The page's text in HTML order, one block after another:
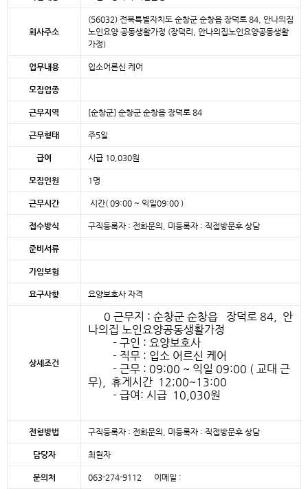
회사주소
(56032) 전북특별자치도 순창군 순창읍 장덕로 84, 안나의집
노인요양 공동생활가정 (장덕리, 안나의집노인요양공동생활
가정)
업무내용 입소어른신 케어
모집업종
근무지역 [순창군] 순창군 순창읍 장덕로 84
근무형태 주5일
급여 시급 10,030원
모집인원 1명
근무시간 시간( 09:00 ~ 익일09:00 )
접수방식 구직등록자 : 전화문의, 미등록자 : 직접방문후 상담
준비서류
가입보험
요구사항 요양보호사 자격
상세조건
0 근무지 : 순창군 순창읍 장덕로 84, 안
나의집 노인요양공동생활가정
- 구인 : 요양보호사
- 직무 : 입소 어르신 케어
- 근무 : 09:00 ~ 익일 09:00 ( 교대 근
무), 휴게시간 12;00~13:00
- 급여: 시급 10,030원
전형방법 구직등록자 : 전화문의, 미등록자 : 직접방문후 상담
담당자 최현자
문의처 063-274-9112 이메일 :